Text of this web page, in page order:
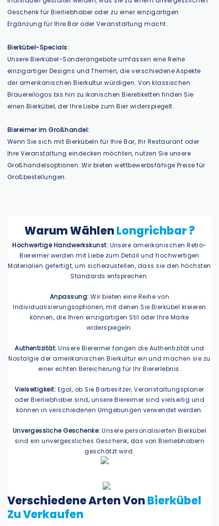
Geschenk für Bierliebhaber oder zu einer einzigartigen
Ergänzung für Ihre Bar oder Veranstaltung macht.
Bierkübel-Specials:
Unsere Bierkübel-Sonderangebote umfassen eine Reihe
einzigartiger Designs und Themen, die verschiedene Aspekte
der amerikanischen Bierkultur würdigen. Von klassischen
Brauereilogos bis hin zu ikonischen Bieretiketten finden Sie
einen Bierkübel, der Ihre Liebe zum Bier widerspiegelt.
Biereimer im Großhandel:
Wenn Sie sich mit Bierkübeln für Ihre Bar, Ihr Restaurant oder
Ihre Veranstaltung eindecken möchten, nutzen Sie unsere
Großhandelsoptionen. Wir bieten wettbewerbsfähige Preise für
Großbestellungen.
Warum WählenLongrichbar ?
Hochwertige Handwerkskunst: Unsere amerikanischen Retro-
Biereimer werden mit Liebe zum Detail und hochwertigen
Materialien gefertigt, um sicherzustellen, dass sie den höchsten
Standards entsprechen.
Anpassung:Wir bieten eine Reihe von
Individualisierungsoptionen, mit denen Sie Bierkübel kreieren
können, die Ihren einzigartigen Stil oder Ihre Marke
widerspiegeln.
Authentizität:Unsere Biereimer fangen die Authentizität und
Nostalgie der amerikanischen Bierkultur ein und machen sie zu
einer echten Bereicherung für Ihr Biererlebnis.
Vielseitigkeit: Egal, ob Sie Barbesitzer, Veranstaltungsplaner
oder Bierliebhaber sind, unsere Biereimer sind vielseitig und
können in verschiedenen Umgebungen verwendet werden.
Unvergessliche Geschenke:Unsere personalisierten Bierkübel
sind ein unvergessliches Geschenk, das von Bierliebhabern
geschätzt wird.
Verschiedene Arten VonBierkübel
Zu Verkaufen